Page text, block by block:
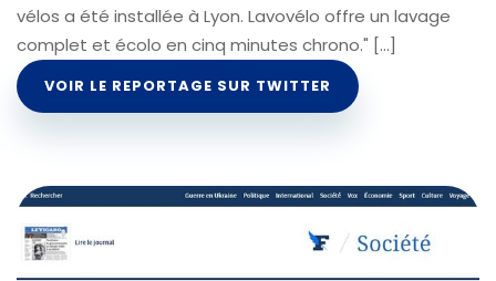
vélos a été installée à Lyon. Lavovélo offre un lavage
complet et écolo en cinq minutes chrono." [...]
VOIR LE REPORTAGE SUR TWITTER